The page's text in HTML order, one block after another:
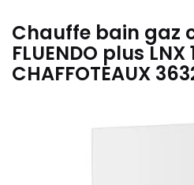
Chauffe bain gaz
FLUENDO plus
CHAFFOTEAUX